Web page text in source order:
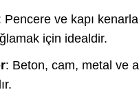
Pencere ve kapı
için idealdir.
: Beton, cam, metal ve